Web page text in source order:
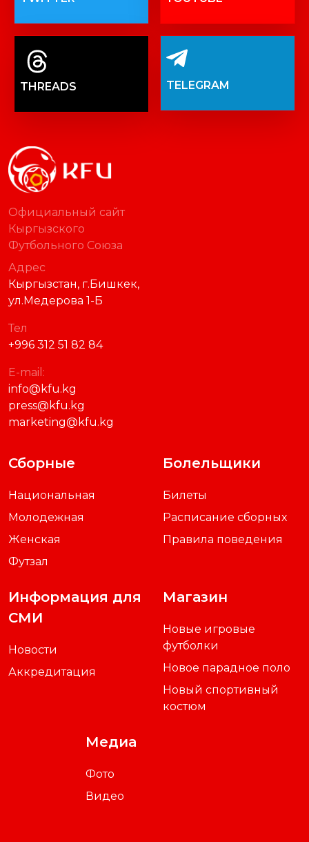
THREADS TELEGRAM
Официальный сайт
Кыргызского
Футбольного Союза
Адрес
Кыргызстан, г.Бишкек,
ул.Медерова 1-Б
Тел
+996 312 51 82 84
E-mail:
info@kfu.kg
press@kfu.kg
marketing@kfu.kg
Сборные
Национальная
Молодежная
Женская
Футзал
Болельщики
Билеты
Расписание сборных
Правила поведения
Информация для
СМИ
Новости
Аккредитация
Магазин
Новые игровые
футболки
Новое парадное поло
Новый спортивный
костюм
Медиа
Фото
Видео